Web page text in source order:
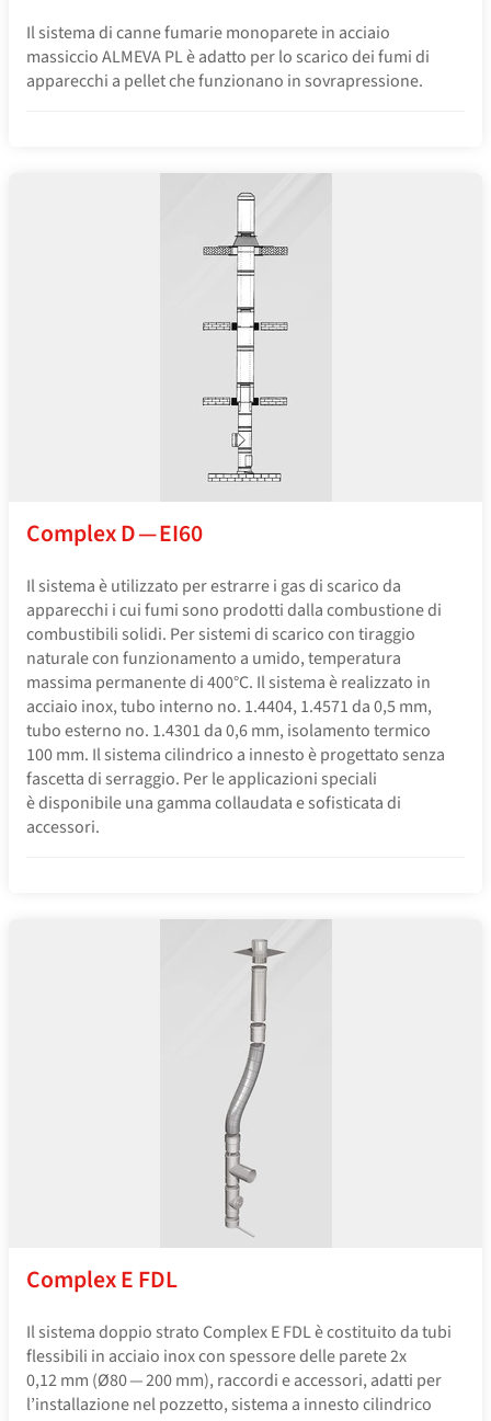
Il sistema di canne fumarie monoparete in acciaio
massiccio ALMEVA PL è adatto per lo scarico dei fumi di
apparecchi a pellet che funzionano in sovrapressione.
Complex D — EI60
Il sistema è utilizzato per estrarre i gas di scarico da
apparecchi i cui fumi sono prodotti dalla combustione di
combustibili solidi. Per sistemi di scarico con tiraggio
naturale con funzionamento a umido, temperatura
massima permanente di 400°C. Il sistema è realizzato in
acciaio inox, tubo interno no. 1.4404, 1.4571 da 0,5 mm,
tubo esterno no. 1.4301 da 0,6 mm, isolamento termico
100 mm. Il sistema cilindrico a innesto è progettato senza
fascetta di serraggio. Per le applicazioni speciali
è disponibile una gamma collaudata e sofisticata di
accessori.
Complex E FDL
Il sistema doppio strato Complex E FDL è costituito da tubi
flessibili in acciaio inox con spessore delle parete 2x
0,12 mm (Ø80 — 200 mm), raccordi e accessori, adatti per
l’installazione nel pozzetto, sistema a innesto cilindrico